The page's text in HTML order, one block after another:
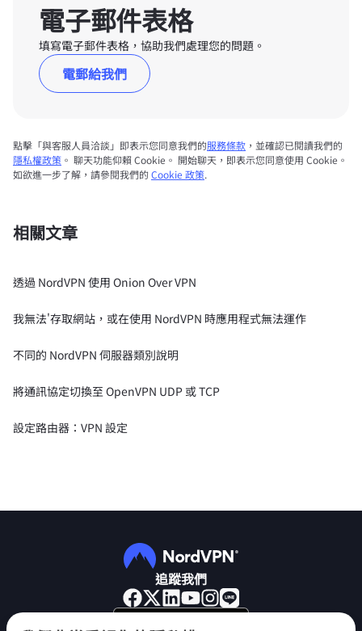
電子郵件表格
填寫電子郵件表格，協助我們處理您的問題。
電郵給我們
點擊「與客服人員洽談」即表示您同意我們的服務條款 ，並確認已閱讀我們的
隱私權政策 。 聊天功能仰賴 Cookie。 開始聊天，即表示您同意使用 Cookie。
如欲進一步了解，請參閱我們的 Cookie 政策.
相關文章
透過 NordVPN 使用 Onion Over VPN
我無法'存取網站，或在使用 NordVPN 時應用程式無法運作
不同的 NordVPN 伺服器類別說明
將通訊協定切換至 OpenVPN UDP 或 TCP
設定路由器：VPN 設定
追蹤我們